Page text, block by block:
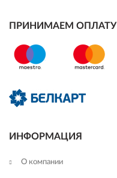
ПРИНИМАЕМ ОПЛАТУ
ИНФОРМАЦИЯ
О компании